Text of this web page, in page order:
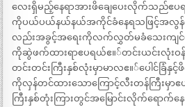
လေးရှိမည့်နေရာအားဖိချေပေးလိုက်သည်ဧ
ကိုပယ်ပယ်နယ်နယ်အကိုင်ခံနေရသဖြင့်အလွ
လည်းအခွင့်အရေးကိုလက်လွှတ်မခံသေးကျင်လွ
ကိုဆွဲဖက်ထားရာဧပရယ်ဧ။်တင်းယင်းလုံးဝ
တင်းတင်းကြီးနှစ်လုံးမှာမာလဧ။်ပေါင်ခြံနှ
ကိုလှန်တင်ထားသောကြောင့်လီးတန်ကြီးမှာ
ကြီးနှစ်တုံးကြားတွင်အမြောင်းလိုက်ရော